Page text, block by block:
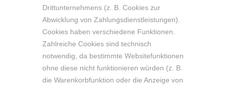
Drittunternehmens (z. B. Cookies zur
Abwicklung von Zahlungsdienstleistungen).
Cookies haben verschiedene Funktionen.
Zahlreiche Cookies sind technisch
notwendig, da bestimmte Websitefunktionen
ohne diese nicht funktionieren würden (z. B.
die Warenkorbfunktion oder die Anzeige von